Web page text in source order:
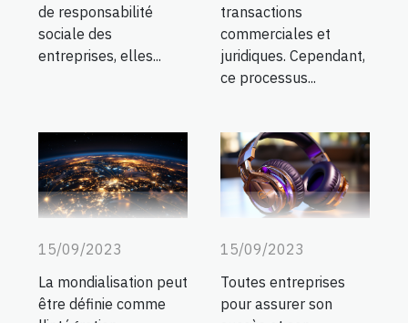
de responsabilité
sociale des
entreprises, elles...
transactions
commerciales et
juridiques. Cependant,
ce processus...
15/09/2023
La mondialisation peut
être définie comme
15/09/2023
Toutes entreprises
pour assurer son